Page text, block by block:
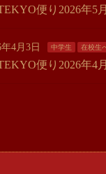
便り2026年5
4月3日 中学生 在校生
便り2026年4